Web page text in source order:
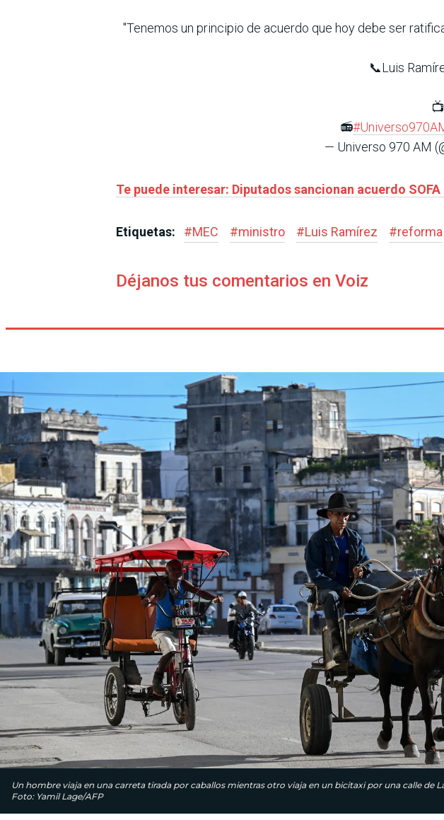
"Tenemos un principio de acuerdo que hoy debe ser
📞Luis
📺
📻
— Universo 970 AM
Te puede interesar: Diputados sancionan acuerdo
Etiquetas: #MEC #ministro #Luis Ramírez #reforma
Déjanos tus comentarios en Voiz
Un hombre viaja en una carreta tirada por caballos mientras otro viaja en un bicitaxi por una calle de
Foto: Yamil Lage/AFP